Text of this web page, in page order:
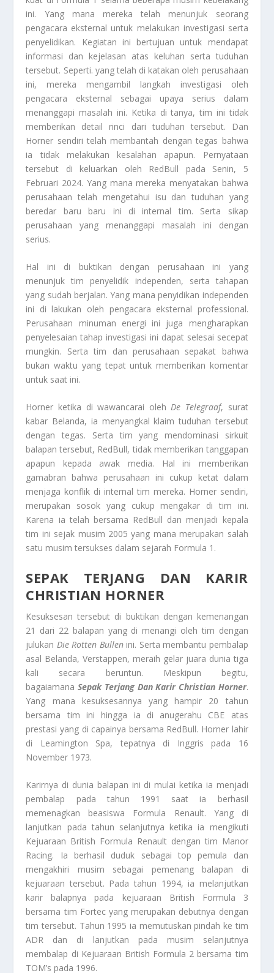
ini. Yang mana mereka telah menunjuk seorang
pengacara eksternal untuk melakukan investigasi serta
penyelidikan. Kegiatan ini bertujuan untuk mendapat
informasi dan kejelasan atas keluhan serta tuduhan
tersebut. Seperti. yang telah di katakan oleh perusahaan
ini, mereka mengambil langkah investigasi oleh
pengacara eksternal sebagai upaya serius dalam
menanggapi masalah ini. Ketika di tanya, tim ini tidak
memberikan detail rinci dari tuduhan tersebut. Dan
Horner sendiri telah membantah dengan tegas bahwa
ia tidak melakukan kesalahan apapun. Pernyataan
tersebut di keluarkan oleh RedBull pada Senin, 5
Februari 2024. Yang mana mereka menyatakan bahwa
perusahaan telah mengetahui isu dan tuduhan yang
beredar baru baru ini di internal tim. Serta sikap
perusahaan yang menanggapi masalah ini dengan
serius.
Hal ini di buktikan dengan perusahaan ini yang
menunjuk tim penyelidik independen, serta tahapan
yang sudah berjalan. Yang mana penyidikan independen
ini di lakukan oleh pengacara eksternal professional.
Perusahaan minuman energi ini juga mengharapkan
penyelesaian tahap investigasi ini dapat selesai secepat
mungkin. Serta tim dan perusahaan sepakat bahwa
bukan waktu yang tepat untuk memberikan komentar
untuk saat ini.
Horner ketika di wawancarai olehDe Telegraaf, surat
kabar Belanda, ia menyangkal klaim tuduhan tersebut
dengan tegas. Serta tim yang mendominasi sirkuit
balapan tersebut, RedBull, tidak memberikan tanggapan
apapun kepada awak media. Hal ini memberikan
gamabran bahwa perusahaan ini cukup ketat dalam
menjaga konflik di internal tim mereka. Horner sendiri,
merupakan sosok yang cukup mengakar di tim ini.
Karena ia telah bersama RedBull dan menjadi kepala
tim ini sejak musim 2005 yang mana merupakan salah
satu musim tersukses dalam sejarah Formula 1.
SEPAK TERJANG DAN KARIR
CHRISTIAN HORNER
Kesuksesan tersebut di buktikan dengan kemenangan
21 dari 22 balapan yang di menangi oleh tim dengan
julukan Die Rotten Bullenini. Serta membantu pembalap
asal Belanda, Verstappen, meraih gelar juara dunia tiga
kali secara beruntun. Meskipun begitu,
bagaiamanaSepak Terjang Dan Karir Christian Horner.
Yang mana kesuksesannya yang hampir 20 tahun
bersama tim ini hingga ia di anugerahu CBE atas
prestasi yang di capainya bersama RedBull. Horner lahir
di Leamington Spa, tepatnya di Inggris pada 16
November 1973.
Karirnya di dunia balapan ini di mulai ketika ia menjadi
pembalap pada tahun 1991 saat ia berhasil
memenagkan beasiswa Formula Renault. Yang di
lanjutkan pada tahun selanjutnya ketika ia mengikuti
Kejuaraan British Formula Renault dengan tim Manor
Racing. Ia berhasil duduk sebagai top pemula dan
mengakhiri musim sebagai pemenang balapan di
kejuaraan tersebut. Pada tahun 1994, ia melanjutkan
karir balapnya pada kejuaraan British Formula 3
bersama tim Fortec yang merupakan debutnya dengan
tim tersebut. Tahun 1995 ia memutuskan pindah ke tim
ADR dan di lanjutkan pada musim selanjutnya
membalap di Kejuaraan British Formula 2 bersama tim
TOM’s pada 1996.